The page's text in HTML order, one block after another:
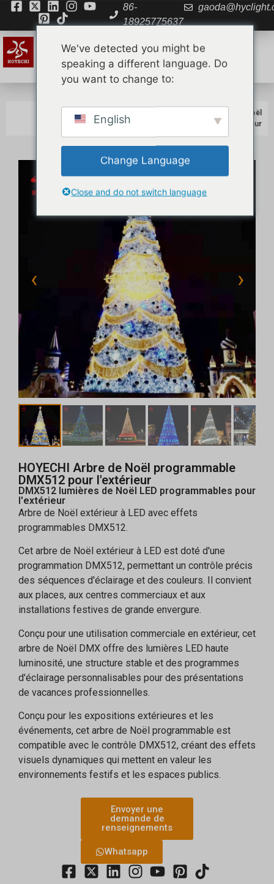
86-
18925775637
Accueil»Produits »
HOYECHI Arbre de Noël
programmable DMX512 pour l'extérieur
‹ ›
HOYECHI Arbre de Noël programmable
DMX512 pour l'extérieur
DMX512 lumières de Noël LED programmables pour
l'extérieur
Arbre de Noël extérieur à LED avec effets
programmables DMX512.
Cet arbre de Noël extérieur à LED est doté d'une
programmation DMX512, permettant un contrôle précis
des séquences d'éclairage et des couleurs. Il convient
aux places, aux centres commerciaux et aux
installations festives de grande envergure.
Conçu pour une utilisation commerciale en extérieur, cet
arbre de Noël DMX offre des lumières LED haute
luminosité, une structure stable et des programmes
d'éclairage personnalisables pour des présentations
de vacances professionnelles.
Conçu pour les expositions extérieures et les
événements, cet arbre de Noël programmable est
compatible avec le contrôle DMX512, créant des effets
visuels dynamiques qui mettent en valeur les
environnements festifs et les espaces publics.
Envoyer une
demande de
renseignements
Whatsapp
We've detected you might be
speaking a different language. Do
you want to change to:
English
Change Language
Close and do not switch language